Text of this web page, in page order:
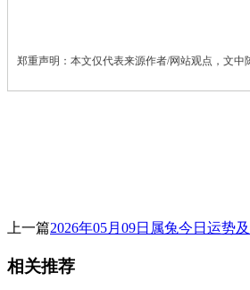
郑重声明：本文仅代表来源作者/网站观点，文
上一篇2026年05月09日属兔今日运势
相关推荐